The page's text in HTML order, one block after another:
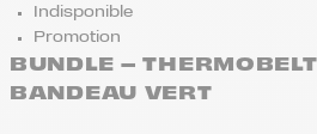
Indisponible
Promotion
BUNDLE –
BANDEAU VERT